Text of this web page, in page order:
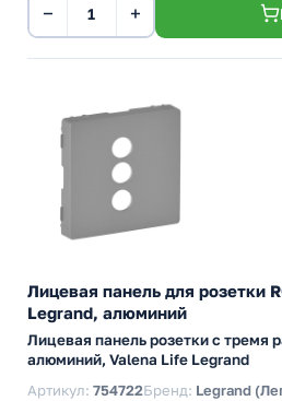
− +
Лицевая панель для розетки
Legrand, алюминий
Лицевая панель розетки с тремя
алюминий, Valena Life Legrand
Артикул: 754722Бренд: Legrand